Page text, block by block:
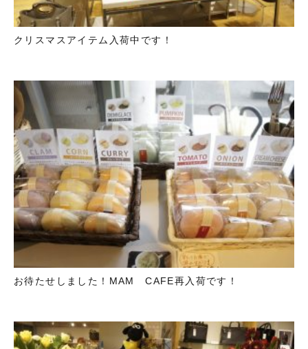
クリスマスアイテム入荷中です！
お待たせしました！MAM CAFE再入荷です！